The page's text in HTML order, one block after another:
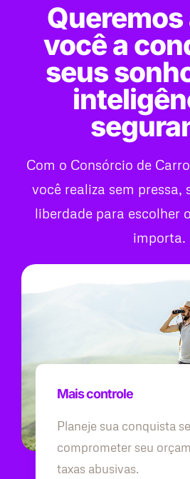
você a
seus
Com o Consórcio de
você realiza sem pressa,
liberdade para escolher
importa.
Mais controle
Planeje sua conquista
comprometer seu
taxas abusivas.